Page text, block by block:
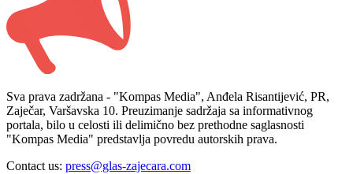
Sva prava zadržana - "Kompas Media", Anđela Risantijević, PR,
Zaječar, Varšavska 10. Preuzimanje sadržaja sa informativnog
portala, bilo u celosti ili delimično bez prethodne saglasnosti
"Kompas Media" predstavlja povredu autorskih prava.
Contact us: press@glas-zajecara.com